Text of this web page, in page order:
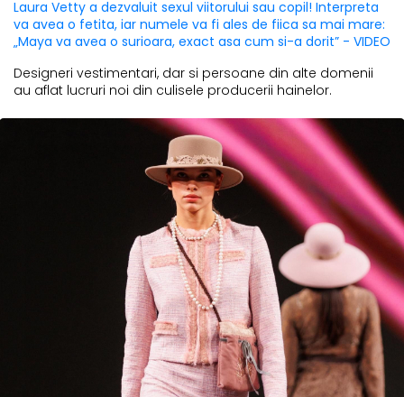
Laura Vetty a dezvaluit sexul viitorului sau copil! Interpreta
va avea o fetita, iar numele va fi ales de fiica sa mai mare:
„Maya va avea o surioara, exact asa cum si-a dorit” - VIDEO
Designeri vestimentari, dar si persoane din alte domenii
au aflat lucruri noi din culisele producerii hainelor.